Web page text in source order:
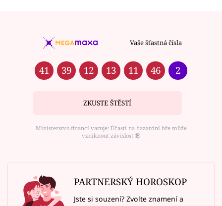
Vaše šťastná čísla
41 39 12 13 11 46 2
ZKUSTE ŠTĚSTÍ
Ministerstvo financí varuje: Účastí na hazardní hře může
vzniknout závislost ⑱
PARTNERSKÝ HOROSKOP
Jste si souzení? Zvolte znamení a